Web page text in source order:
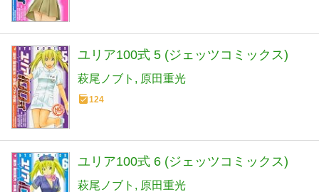
ユリア100式 5 (ジェッツコミックス)
萩尾ノブト 原田重光
124
ユリア100式 6 (ジェッツコミックス)
萩尾ノブト 原田重光